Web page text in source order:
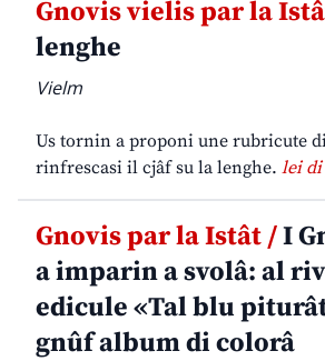
Gnovis vielis par la
lenghe
Vielm
Us tornin a proponi une rubricute
rinfrescasi il cjâf su la lenghe. lei di
Gnovis par la Istât /I
a imparin a svolâ: al
edicule «Tal blu
gnûf album di colorâ